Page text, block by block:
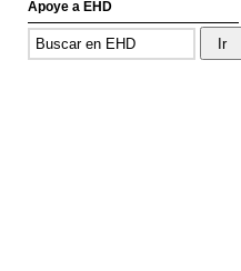
Apoye a EHD